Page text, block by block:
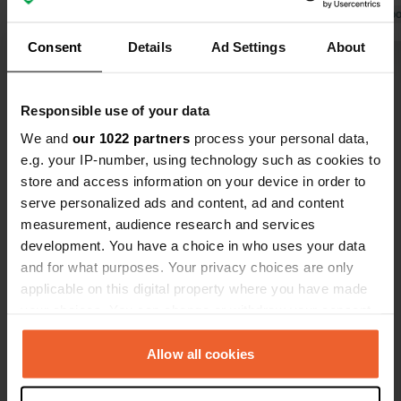
Consent Details Ad Settings About
Responsible use of your data
We and our 1022 partners process your personal data,
e.g. your IP-number, using technology such as cookies to
store and access information on your device in order to
serve personalized ads and content, ad and content
measurement, audience research and services
development. You have a choice in who uses your data
and for what purposes. Your privacy choices are only
applicable on this digital property where you have made
any time from the Cookie Declaration or by clicking on
the Privacy trigger icon.Allow all cookies
Traduit par
Voir tous les 13 avis
Es-tu déjà venu ici ?
Contact
Emplacement
89430, Tanlay, France